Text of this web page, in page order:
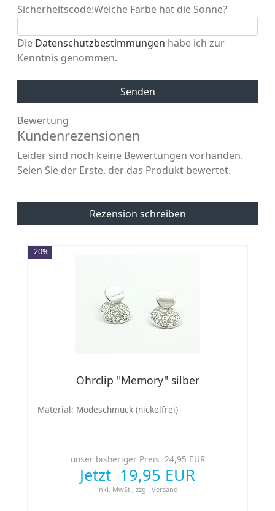
Sicherheitscode:Welche Farbe hat die Sonne?
Die Datenschutzbestimmungen habe ich zur
Kenntnis genommen.
Senden
Bewertung
Kundenrezensionen
Leider sind noch keine Bewertungen vorhanden.
Seien Sie der Erste, der das Produkt bewertet.
Rezension schreiben
-20%
Ohrclip "Memory" silber
Material: Modeschmuck (nickelfrei)
unser bisheriger Preis 24,95 EUR
Jetzt 19,95 EUR
inkl. MwSt., zzgl. Versand